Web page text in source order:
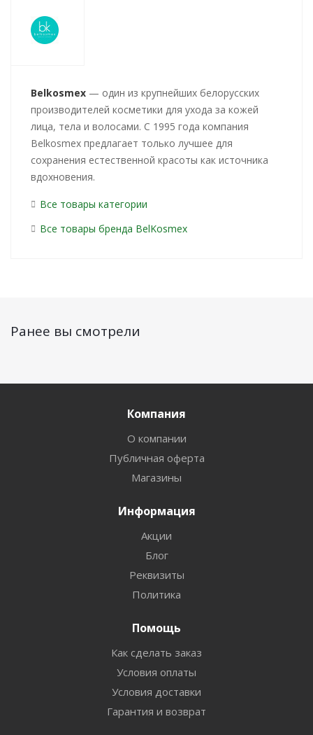
Belkosmex — один из крупнейших белорусских
производителей косметики для ухода за кожей
лица, тела и волосами. С 1995 года компания
Belkosmex предлагает только лучшее для
сохранения естественной красоты как источника
вдохновения.
Все товары категории
Все товары бренда BelKosmex
Ранее вы смотрели
Компания
О компании
Публичная оферта
Магазины
Информация
Акции
Блог
Реквизиты
Политика
Помощь
Как сделать заказ
Условия оплаты
Условия доставки
Гарантия и возврат